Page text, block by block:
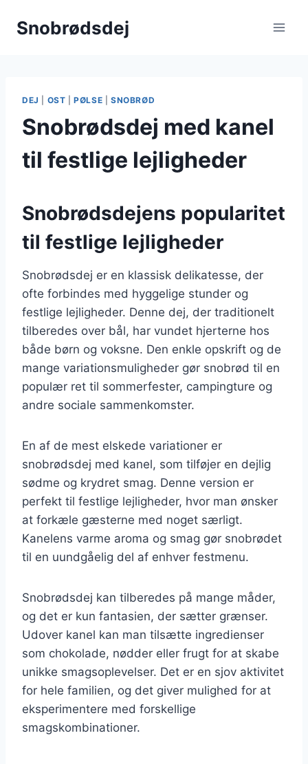
Snobrødsdej
DEJ OST |PØLSE SNOBRØD
Snobrødsdej med kanel
til festlige lejligheder
Snobrødsdejens popularitet
til festlige lejligheder
Snobrødsdej er en klassisk delikatesse, der
ofte forbindes med hyggelige stunder og
festlige lejligheder. Denne dej, der traditionelt
tilberedes over bål, har vundet hjerterne hos
både børn og voksne. Den enkle opskrift og de
mange variationsmuligheder gør snobrød til en
populær ret til sommerfester, campingture og
andre sociale sammenkomster.
En af de mest elskede variationer er
snobrødsdej med kanel, som tilføjer en dejlig
sødme og krydret smag. Denne version er
perfekt til festlige lejligheder, hvor man ønsker
at forkæle gæsterne med noget særligt.
Kanelens varme aroma og smag gør snobrødet
til en uundgåelig del af enhver festmenu.
Snobrødsdej kan tilberedes på mange måder,
og det er kun fantasien, der sætter grænser.
Udover kanel kan man tilsætte ingredienser
som chokolade, nødder eller frugt for at skabe
unikke smagsoplevelser. Det er en sjov aktivitet
for hele familien, og det giver mulighed for at
eksperimentere med forskellige
smagskombinationer.